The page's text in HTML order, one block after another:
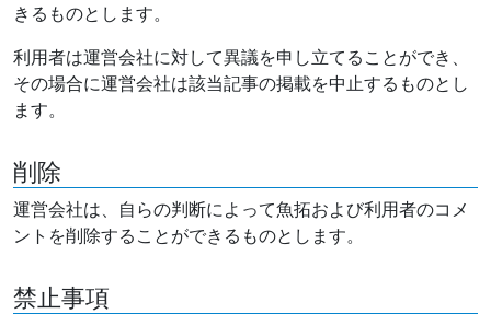
きるものとします。
利用者は運営会社に対して異議を申し立てることができ、
その場合に運営会社は該当記事の掲載を中止するものとし
ます。
削除
運営会社は、自らの判断によって魚拓および利用者のコメ
ントを削除することができるものとします。
禁止事項